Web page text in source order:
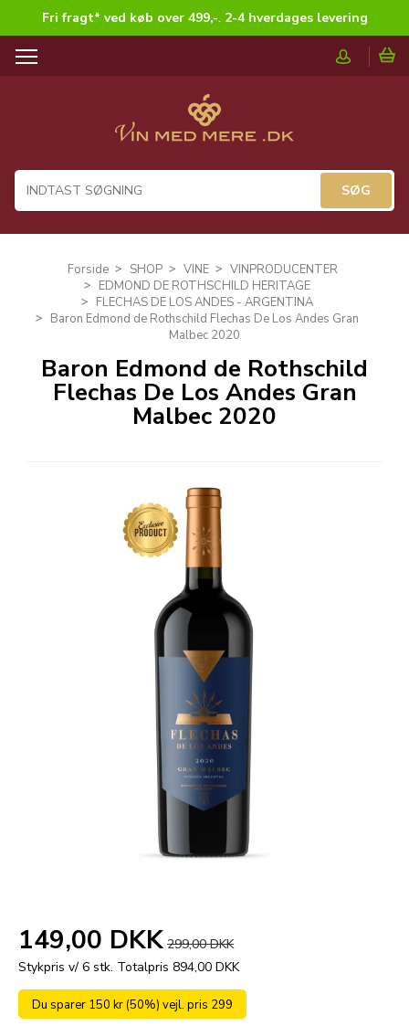
Fri fragt* ved køb over 499,-. 2-4 hverdages levering
T
a
i
Forside SHOP VINE
VINPRODUCENTER
EDMOND DE ROTHSCHILD HERITAGE
FLECHAS DE LOS ANDES - ARGENTINA
Baron Edmond de Rothschild Flechas De Los Andes Gran
Malbec 2020
Baron Edmond de Rothschild
Flechas De Los Andes Gran
Malbec 2020
149,00 DKK 299,00 DKK
Stykpris v/ 6 stk. Totalpris 894,00 DKK
Du sparer 150 kr (50%) vejl. pris 299